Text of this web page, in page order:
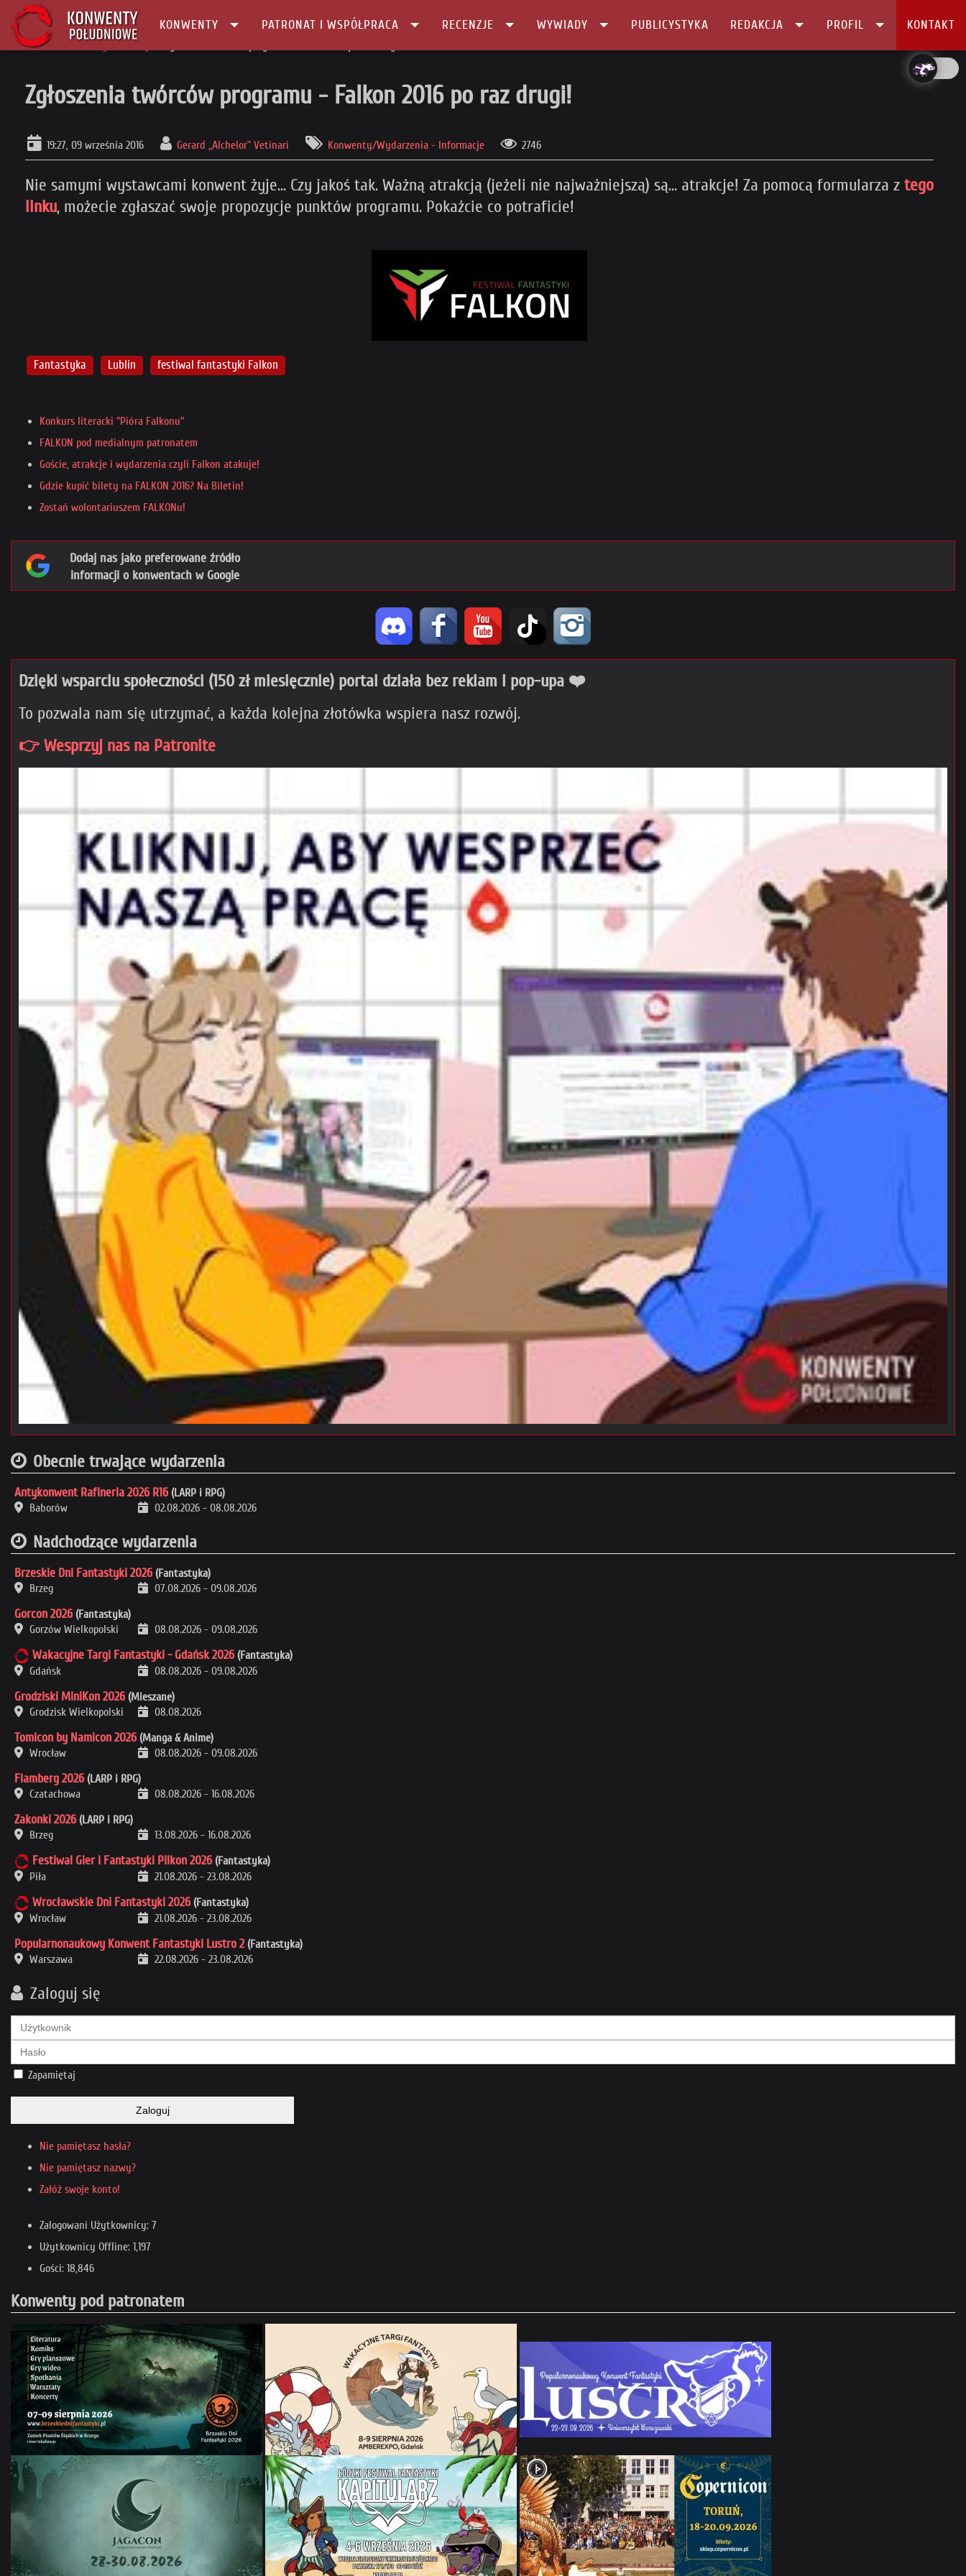
KONWENTY PATRONAT I WSPÓŁPRACA RECENZJE WYWIADY PUBLICYSTYKA REDAKCJA PROFIL KONTAKT
Główna
Zgłoszenia twórców programu - Falkon 2016 po raz drugi!
19:27, 09 września 2016 Gerard „Alchelor” Vetinari Konwenty/Wydarzenia - Informacje 2746
Nie samymi wystawcami konwent żyje... Czy jakoś tak. Ważną atrakcją (jeżeli nie najważniejszą) są... atrakcje! Za pomocą formularza z tego
linku, możecie zgłaszać swoje propozycje punktów programu. Pokażcie co potraficie!
Fantastyka Lublin festiwal fantastyki Falkon
Konkurs literacki "Pióra Falkonu"
FALKON pod medialnym patronatem
Goście, atrakcje i wydarzenia czyli Falkon atakuje!
Gdzie kupić bilety na FALKON 2016? Na Biletin!
Zostań wolontariuszem FALKONu!
Dodaj nas jako preferowane źródło
informacji o konwentach w Google
Dzięki wsparciu społeczności (150 zł miesięcznie) portal działa bez reklam i pop-upa ❤️
To pozwala nam się utrzymać, a każda kolejna złotówka wspiera nasz rozwój.
👉 Wesprzyj nas na Patronite
Obecnie trwające wydarzenia
Antykonwent Rafineria 2026 R16 (LARP i RPG)
Baborów
02.08.2026 - 08.08.2026
Nadchodzące wydarzenia
Brzeskie Dni Fantastyki 2026 (Fantastyka)
Brzeg
07.08.2026 - 09.08.2026
Gorcon 2026 (Fantastyka)
Gorzów Wielkopolski
08.08.2026 - 09.08.2026
Wakacyjne Targi Fantastyki - Gdańsk 2026 (Fantastyka)
Gdańsk
08.08.2026 - 09.08.2026
Grodziski MiniKon 2026 (Mieszane)
Grodzisk Wielkopolski
08.08.2026
Tomicon by Namicon 2026 (Manga & Anime)
Wrocław
08.08.2026 - 09.08.2026
Flamberg 2026 (LARP i RPG)
Czatachowa
08.08.2026 - 16.08.2026
Zakonki 2026 (LARP i RPG)
Brzeg
13.08.2026 - 16.08.2026
Festiwal Gier i Fantastyki Pilkon 2026 (Fantastyka)
Piła
21.08.2026 - 23.08.2026
Wrocławskie Dni Fantastyki 2026 (Fantastyka)
Wrocław
21.08.2026 - 23.08.2026
Popularnonaukowy Konwent Fantastyki Lustro 2 (Fantastyka)
Warszawa
22.08.2026 - 23.08.2026
Zaloguj się
Zapamiętaj
Zaloguj
Nie pamiętasz hasła?
Nie pamiętasz nazwy?
Załóż swoje konto!
Zalogowani Użytkownicy: 7
Użytkownicy Offline: 1,197
Gości: 18,846
Konwenty pod patronatem